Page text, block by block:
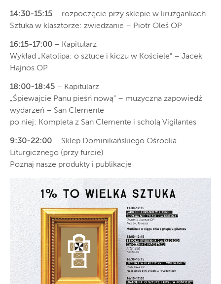
14:30-15:15 – rozpoczęcie przy sklepie w krużgankach
Sztuka w klasztorze: zwiedzanie – Piotr Oleś OP
16:15-17:00 – Kapitularz
Wykład „Katolipa: o sztuce i kiczu w Kościele” – Jacek
Hajnos OP
18:00-18:45 – Kapitularz
„Śpiewajcie Panu pieśń nową” – muzyczna zapowiedź
wydarzeń – San Clemente
po niej: Kompleta z San Clemente i scholą Vigilantes
9:30-22:00 – Sklep Dominikańskiego Ośrodka
Liturgicznego (przy furcie)
Poznaj nasze produkty i publikacje